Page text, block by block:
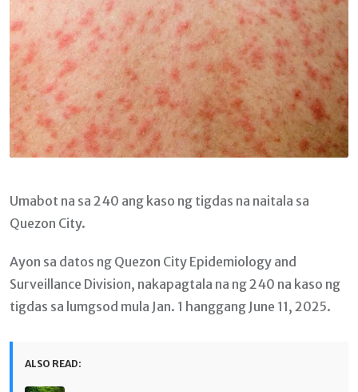
Umabot na sa 240 ang kaso ng tigdas na naitala sa
Quezon City.
Ayon sa datos ng Quezon City Epidemiology and
Surveillance Division, nakapagtala na ng 240 na kaso ng
tigdas sa lumgsod mula Jan. 1 hanggang June 11, 2025.
ALSO READ: